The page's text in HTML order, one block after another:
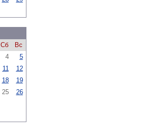
Сб
Вс
4
5
11
12
18
19
25
26